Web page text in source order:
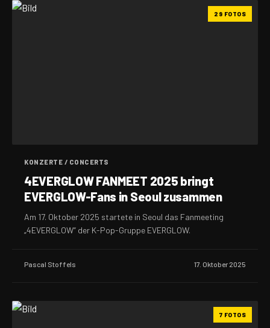
29 FOTOS
KONZERTE / CONCERTS
4EVERGLOW FANMEET 2025 bringt
EVERGLOW-Fans in Seoul zusammen
Am 17. Oktober 2025 startete in Seoul das Fanmeeting
„4EVERGLOW“ der K-Pop-Gruppe EVERGLOW.
Pascal Stoffels 17. Oktober 2025
7 FOTOS